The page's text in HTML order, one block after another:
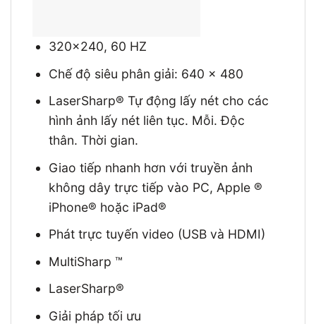
320×240, 60 HZ
Chế độ siêu phân giải: 640 x 480
LaserSharp® Tự động lấy nét cho các
hình ảnh lấy nét liên tục. Mỗi. Độc
thân. Thời gian.
Giao tiếp nhanh hơn với truyền ảnh
không dây trực tiếp vào PC, Apple ®
iPhone® hoặc iPad®
Phát trực tuyến video (USB và HDMI)
MultiSharp ™
LaserSharp®
Giải pháp tối ưu